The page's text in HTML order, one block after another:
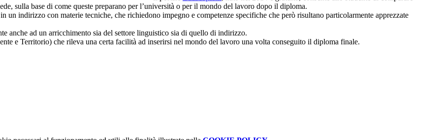
sulla base di come queste preparano per l’università o per il mondo del lavoro dopo il diploma.
indirizzo con materie tecniche, che richiedono impegno e competenze specifiche che però risultano particolarmente apprezzate
anche ad un arricchimento sia del settore linguistico sia di quello di indirizzo.
e Territorio) che rileva una certa facilità ad inserirsi nel mondo del lavoro una volta conseguito il diploma finale.